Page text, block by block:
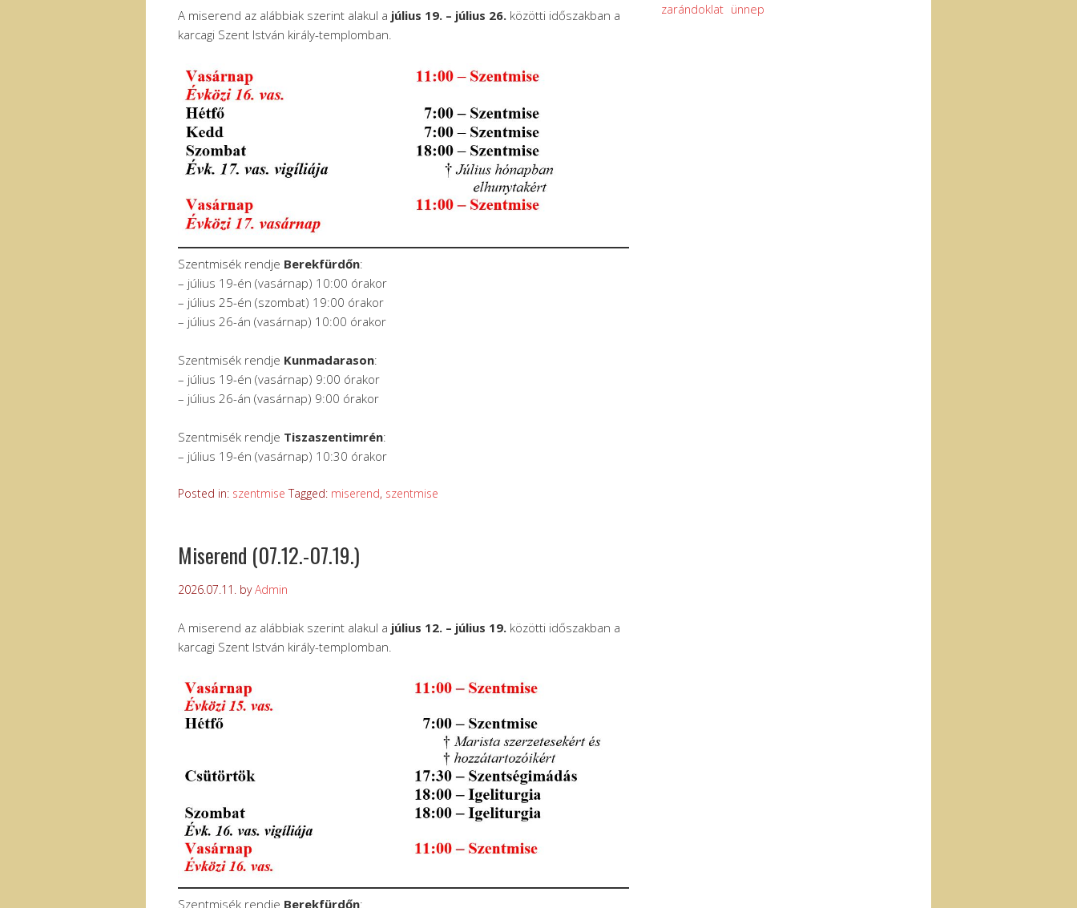
A miserend az alábbiak szerint alakul a július 19. – július 26. közötti időszakban a
karcagi Szent István király-templomban.
Szentmisék rendje Berekfürdőn:
– július 19-én (vasárnap) 10:00 órakor
– július 25-én (szombat) 19:00 órakor
– július 26-án (vasárnap) 10:00 órakor
Szentmisék rendje Kunmadarason:
– július 19-én (vasárnap) 9:00 órakor
– július 26-án (vasárnap) 9:00 órakor
Szentmisék rendje Tiszaszentimrén:
– július 19-én (vasárnap) 10:30 órakor
Posted in: szentmise Tagged: miserend, szentmise
Miserend (07.12.-07.19.)
2026.07.11. byAdmin
A miserend az alábbiak szerint alakul a július 12. – július 19. közötti időszakban a
karcagi Szent István király-templomban.
Szentmisék rendje Berekfürdőn:
zarándoklat ünnep